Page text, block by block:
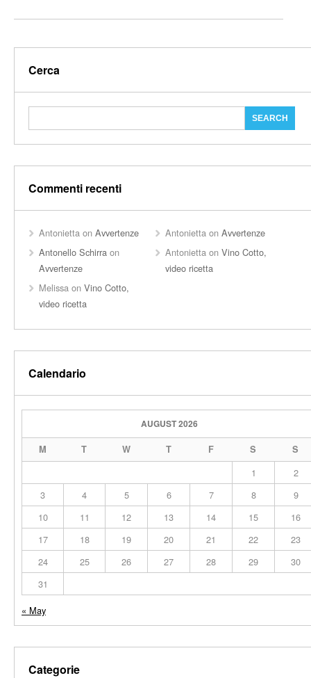
Cerca
Commenti recenti
Antonietta on Avvertenze Antonietta onAvvertenze
Antonello Schirra on
Avvertenze
Antonietta onVino Cotto,
video ricetta
Melissa on Vino Cotto,
video ricetta
Calendario
AUGUST 2026
M T W T F S S
1
2
3
4 5 6 7 8
9
10
11 12 13 14 15
16
17
18 19 20 21 22
23
24
25 26 27 28 29
30
31
« May
Categorie